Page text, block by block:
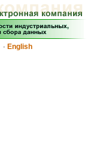
· English